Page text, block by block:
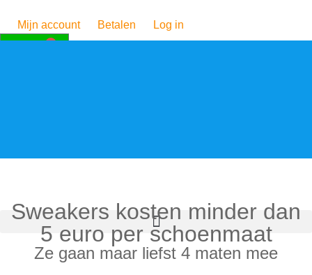
Mijn account Betalen
Log in
0
Sweakers kosten minder dan
5 euro per schoenmaat
Ze gaan maar liefst 4 maten mee